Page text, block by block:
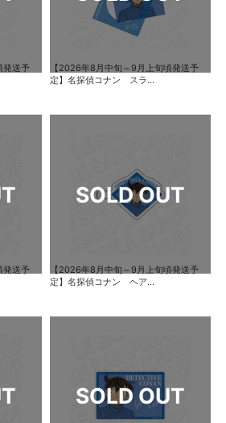
発送予
【2026年8月中旬～9月上旬頃発送予
定】名探偵コナン スラ...
発送予
【2026年8月中旬～9月上旬頃発送予
定】名探偵コナン ヘア...